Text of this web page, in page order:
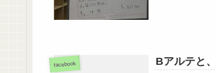
facebook Bアルテと